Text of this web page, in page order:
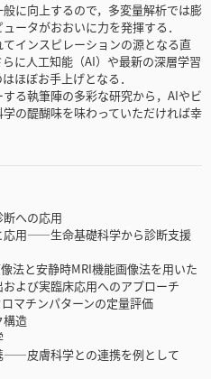
に向上するので，多変量解析では膨
ータがおおいに力を発揮する．
インスピレーションの源となる直
に人工知能（AI）や最新の深層学習
ほぼお手上げとなる．
る執筆陣の多彩な研究から，AIやビ
の醍醐味を味わっていただければ幸
への応用
用――生命基礎科学から診断支援
法と安静時MRI機能画像法を用いた
よび実臨床応用へのアプローチ
マチンパターンの定量評価
造
皮膚科学との連携を例として